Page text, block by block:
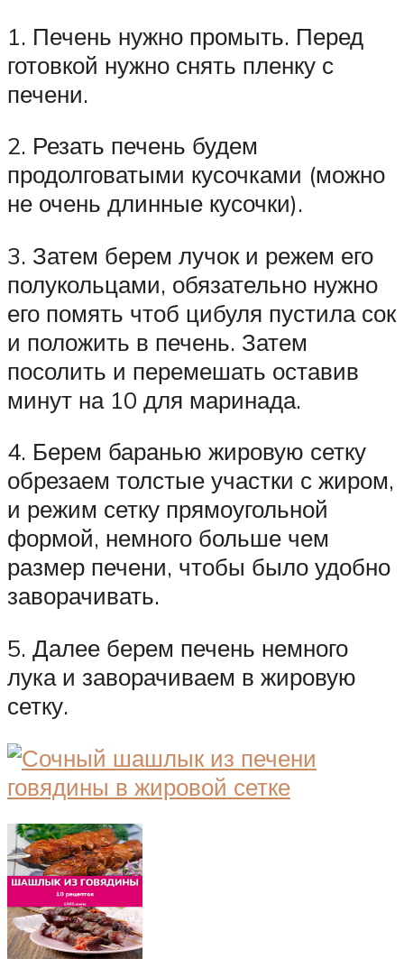
1. Печень нужно промыть. Перед
готовкой нужно снять пленку с
печени.
2. Резать печень будем
продолговатыми кусочками (можно
не очень длинные кусочки).
3. Затем берем лучок и режем его
полукольцами, обязательно нужно
его помять чтоб цибуля пустила сок
и положить в печень. Затем
посолить и перемешать оставив
минут на 10 для маринада.
4. Берем баранью жировую сетку
обрезаем толстые участки с жиром,
и режим сетку прямоугольной
формой, немного больше чем
размер печени, чтобы было удобно
заворачивать.
5. Далее берем печень немного
лука и заворачиваем в жировую
сетку.